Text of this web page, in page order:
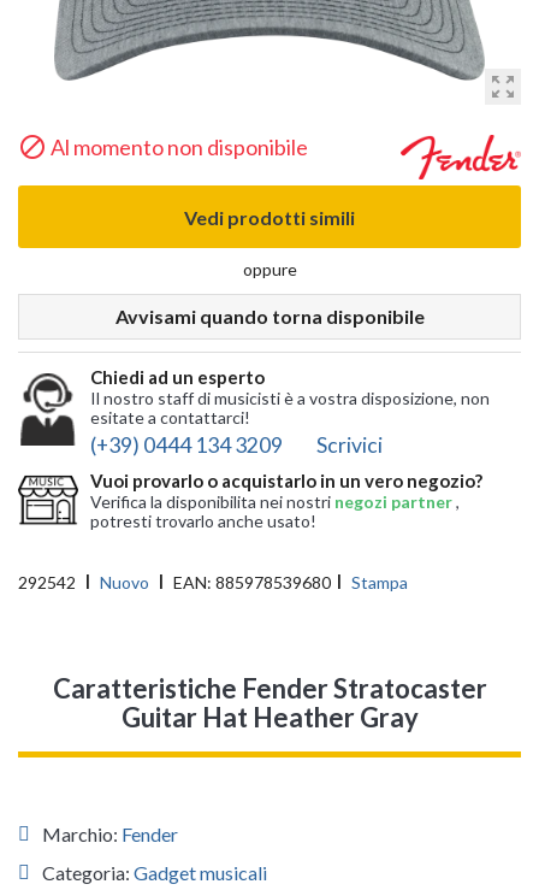
zoom_out_map
 Al momento non disponibile
Vedi prodotti simili
oppure
Avvisami quando torna disponibile
Chiedi ad un esperto
Il nostro staff di musicisti è a vostra disposizione, non
esitate a contattarci!
(+39) 0444 134 3209 Scrivici
Vuoi provarlo o acquistarlo in un vero negozio?
Verifica la disponibilita nei nostri negozi partner,
potresti trovarlo anche usato!
292542 Nuovo EAN: 885978539680 Stampa
Caratteristiche Fender Stratocaster
Guitar Hat Heather Gray
Marchio: Fender
Categoria: Gadget musicali